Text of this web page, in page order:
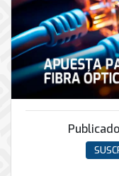
INFRAESTRUCTURA
Soporte
informático
Remoto
y
en
Sitio
conmutadores
y
análogos
Enlaces
peatonal
Automatización
y
Domótica
Conector
envío
Antispam
Ciberseguridad
Conmutador